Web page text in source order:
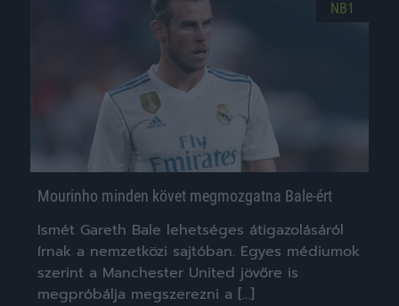
NB1
Mourinho minden követ megmozgatna Bale-ért
Ismét Gareth Bale lehetséges átigazolásáról
írnak a nemzetközi sajtóban. Egyes médiumok
szerint a Manchester United jövőre is
megpróbálja megszerezni a […]